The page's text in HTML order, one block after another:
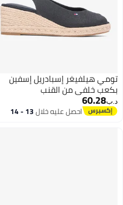
3
تومي هيلفيغر إسبادريل إسفين
بكعب خلفي من القنب
د.ب‏60.28
احصل عليه خلال 13 - 14